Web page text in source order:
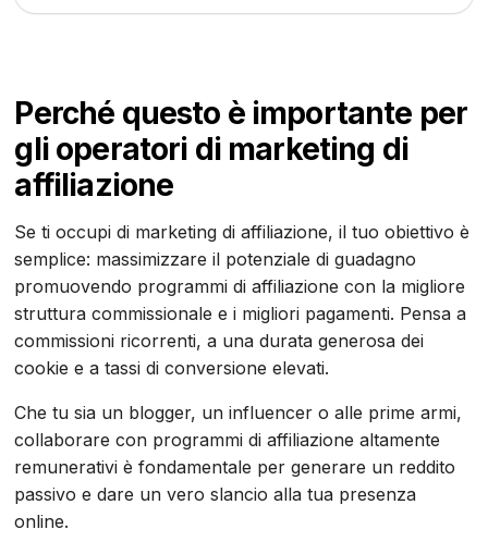
Perché questo è importante per
gli operatori di marketing di
affiliazione
Se ti occupi di marketing di affiliazione, il tuo obiettivo è
semplice: massimizzare il potenziale di guadagno
promuovendo programmi di affiliazione con la migliore
struttura commissionale e i migliori pagamenti. Pensa a
commissioni ricorrenti, a una durata generosa dei
cookie e a tassi di conversione elevati.
Che tu sia un blogger, un influencer o alle prime armi,
collaborare con programmi di affiliazione altamente
remunerativi è fondamentale per generare un reddito
passivo e dare un vero slancio alla tua presenza
online.